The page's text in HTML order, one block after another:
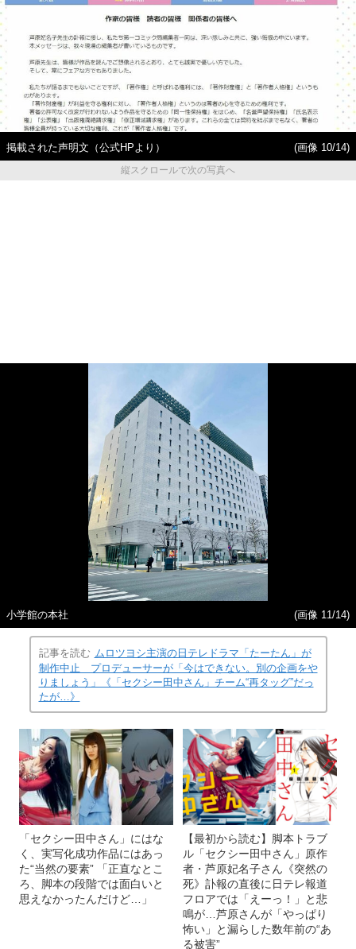
掲載された声明文（公式HPより）
(画像 10/14)
縦スクロールで次の写真へ
小学館の本社 (画像 11/14)
記事を読む ムロツヨシ主演の日テレドラマ「たーたん」が
制作中止 プロデューサーが「今はできない。別の企画をや
りましょう」《「セクシー田中さん」チーム“再タッグ”だっ
たが…》
「セクシー田中さん」にはな
く、実写化成功作品にはあっ
た“当然の要素” 「正直なとこ
ろ、脚本の段階では面白いと
思えなかったんだけど…」
【最初から読む】脚本トラブ
ル「セクシー田中さん」原作
者・芦原妃名子さん《突然の
死》訃報の直後に日テレ報道
フロアでは「えーっ！」と悲
鳴が…芦原さんが「やっぱり
怖い」と漏らした数年前の“あ
る被害”